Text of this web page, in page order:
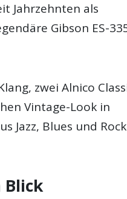
Jahrzehnten als
Gibson ES-
zwei Alnico
Vintage-Look in
Jazz, Blues und Rock
Blick